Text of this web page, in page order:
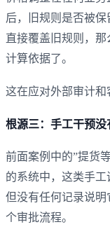
后，旧规则是否被
直接覆盖旧规则，
计算依据了。
这在应对外部审计和
根源三：手工干预没
前面案例中的”提货
的系统中，这类手
但没有任何记录说
个审批流程。